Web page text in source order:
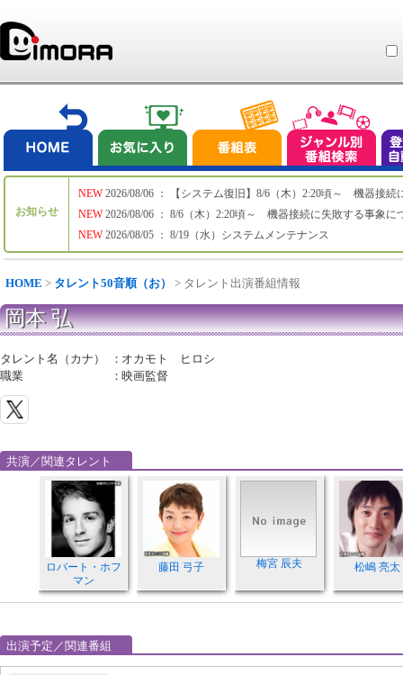
お知らせ
NEW
NEW
NEW
2026/08/06 ： 【システム復旧】8/6（木）2:20頃～ 機器接続
2026/08/06 ： 8/6（木）2:20頃～ 機器接続に失敗する事象に
2026/08/05 ： 8/19（水）システムメンテナンス
HOME > タレント50音順（お） > タレント出演番組情報
岡本 弘
タレント名（カナ） ： オカモト ヒロシ
職業
：映画監督
共演／関連タレント
ロバート・ホフ
マン
藤田 弓子 梅宮 辰夫 松嶋 亮太
出演予定／関連番組